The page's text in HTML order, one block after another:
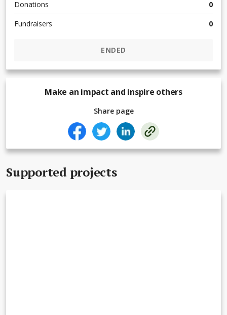
Donations
0
Fundraisers
0
ENDED
Make an impact and inspire others
Share page
Supported projects